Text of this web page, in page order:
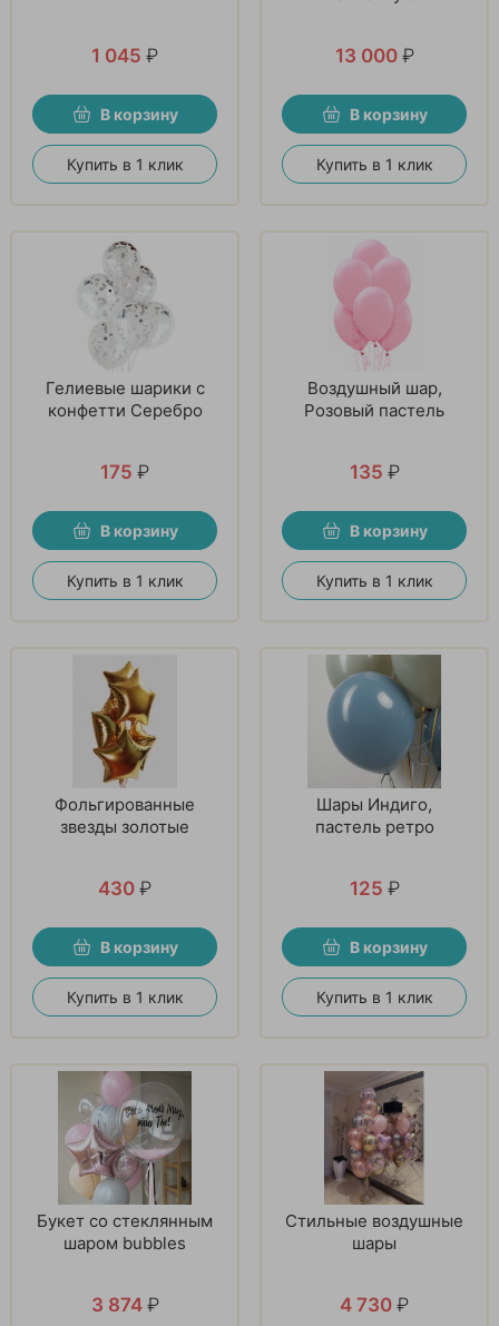
1 045 ₽
В корзину
Купить в 1 клик
13 000 ₽
В корзину
Купить в 1 клик
Гелиевые шарики с
конфетти Серебро
175 ₽
В корзину
Купить в 1 клик
Воздушный шар,
Розовый пастель
135 ₽
В корзину
Купить в 1 клик
Фольгированные
звезды золотые
430 ₽
В корзину
Купить в 1 клик
Шары Индиго,
пастель ретро
125 ₽
В корзину
Купить в 1 клик
Букет со стеклянным
шаром bubbles
3 874 ₽
Стильные воздушные
шары
4 730 ₽